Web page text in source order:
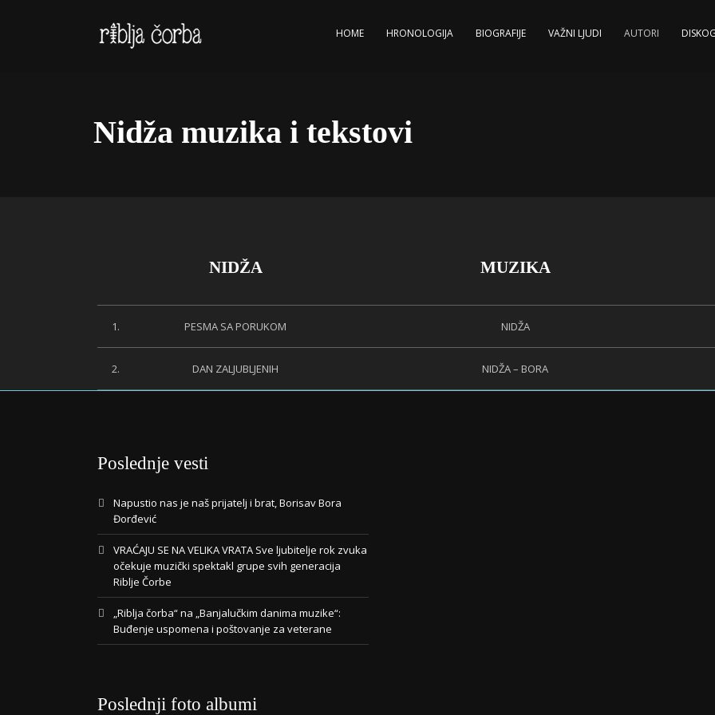
HOME HRONOLOGIJA BIOGRAFIJE VAŽNI LJUDI AUTORI
Nidža muzika i tekstovi
NIDŽA MUZIKA
1. PESMA SA PORUKOM NIDŽA
2. DAN ZALJUBLJENIH NIDŽA – BORA
Poslednje vesti
Napustio nas je naš prijatelj i brat, Borisav Bora
Đorđević
VRAĆAJU SE NA VELIKA VRATA Sve ljubitelje rok zvuka
očekuje muzički spektakl grupe svih generacija
Riblje Čorbe
„Riblja čorba“ na „Banjalučkim danima muzike“:
Buđenje uspomena i poštovanje za veterane
Poslednji foto albumi